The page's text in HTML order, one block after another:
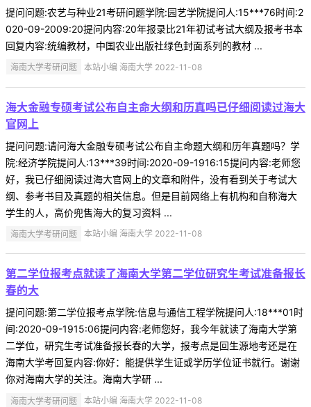
提问问题:农艺与种业21考研问题学院:园艺学院提问人:15***76时间:2
020-09-2009:20提问内容:20年报录比21年初试考试大纲及报考书本
回复内容:统编教材，中国农业出版社绿色封面系列的教材 ...
海南大学考研问题 本站小编 海南大学 2022-11-08
海大金融专硕考试公布自主命大纲和历真吗已仔细阅读过海大
官网上
提问问题:请问海大金融专硕考试公布自主命题大纲和历年真题吗？学
院:经济学院提问人:13***39时间:2020-09-1916:15提问内容:老师您
好，我已仔细阅读过海大官网上的文章和附件，没有看到关于考试大
纲、参考书目及真题的相关信息。但是目前网络上有机构和自称海大
学生的人，高价兜售海大的复习资料 ...
海南大学考研问题 本站小编 海南大学 2022-11-08
第二学位报考点就读了海南大学第二学位研究生考试准备报长
春的大
提问问题:第二学位报考点学院:信息与通信工程学院提问人:18***01时
间:2020-09-1915:06提问内容:老师您好，我今年就读了海南大学第
二学位，研究生考试准备报长春的大学，报考点是回生源地考还是在
海南大学考回复内容:你好：能提供学生证或学历学位证书就行。谢谢
你对海南大学的关注。海南大学研 ...
海南大学考研问题 本站小编 海南大学 2022-11-08